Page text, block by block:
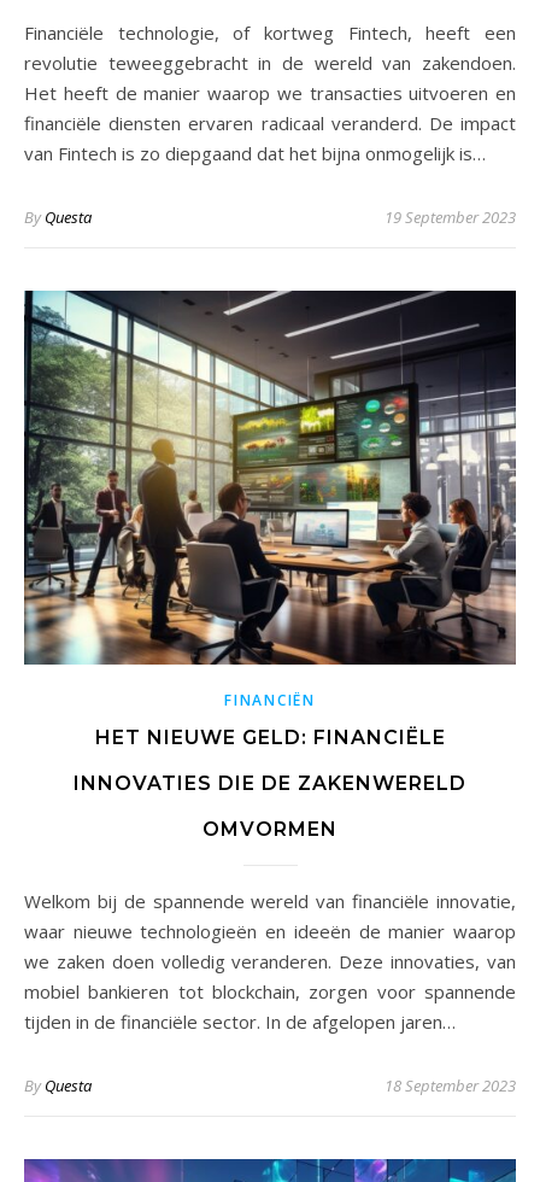
Financiële technologie, of kortweg Fintech, heeft een
revolutie teweeggebracht in de wereld van zakendoen.
Het heeft de manier waarop we transacties uitvoeren en
financiële diensten ervaren radicaal veranderd. De impact
van Fintech is zo diepgaand dat het bijna onmogelijk is…
ByQuesta 19 September 2023
FINANCIËN
HET NIEUWE GELD: FINANCIËLE
INNOVATIES DIE DE ZAKENWERELD
OMVORMEN
Welkom bij de spannende wereld van financiële innovatie,
waar nieuwe technologieën en ideeën de manier waarop
we zaken doen volledig veranderen. Deze innovaties, van
mobiel bankieren tot blockchain, zorgen voor spannende
tijden in de financiële sector. In de afgelopen jaren…
ByQuesta 18 September 2023